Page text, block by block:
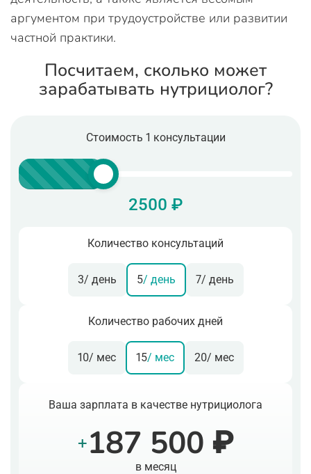
аргументом при трудоустройстве или развитии
частной практики.
Посчитаем, сколько может
зарабатывать нутрициолог?
Стоимость 1 консультации
2500 ₽
Количество консультаций
3/ день 5/ день 7/ день
Количество рабочих дней
10/ мес 15/ мес 20/ мес
Ваша зарплата в качестве нутрициолога
+187 500 ₽
в месяц